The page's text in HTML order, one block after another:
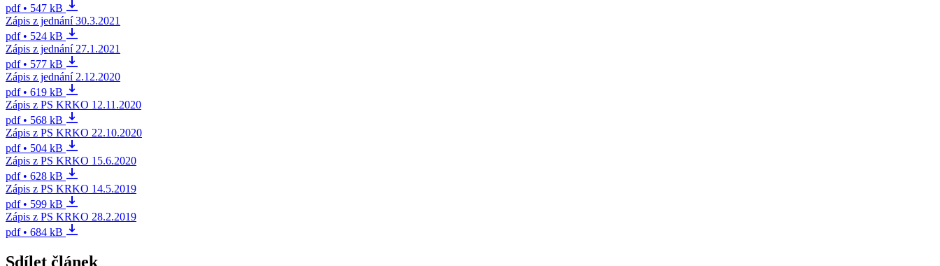
pdf • 547 kB
Zápis z jednání 30.3.2021
pdf • 524 kB
Zápis z jednání 27.1.2021
pdf • 577 kB
Zápis z jednání 2.12.2020
pdf • 619 kB
Zápis z PS KRKO 12.11.2020
pdf • 568 kB
Zápis z PS KRKO 22.10.2020
pdf • 504 kB
Zápis z PS KRKO 15.6.2020
pdf • 628 kB
Zápis z PS KRKO 14.5.2019
pdf • 599 kB
Zápis z PS KRKO 28.2.2019
pdf • 684 kB
Sdílet článek